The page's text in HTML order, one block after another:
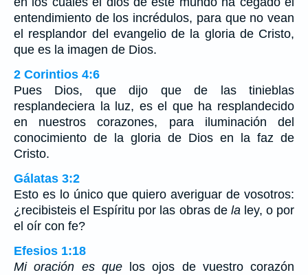
entendimiento de los incrédulos, para que no vean
el resplandor del evangelio de la gloria de Cristo,
que es la imagen de Dios.
2 Corintios 4:6
Pues Dios, que dijo que de las tinieblas
resplandeciera la luz, es el que ha resplandecido
en nuestros corazones, para iluminación del
conocimiento de la gloria de Dios en la faz de
Cristo.
Gálatas 3:2
Esto es lo único que quiero averiguar de vosotros:
¿recibisteis el Espíritu por las obras de laley, o por
el oír con fe?
Efesios 1:18
Mi oración es quelos ojos de vuestro corazón